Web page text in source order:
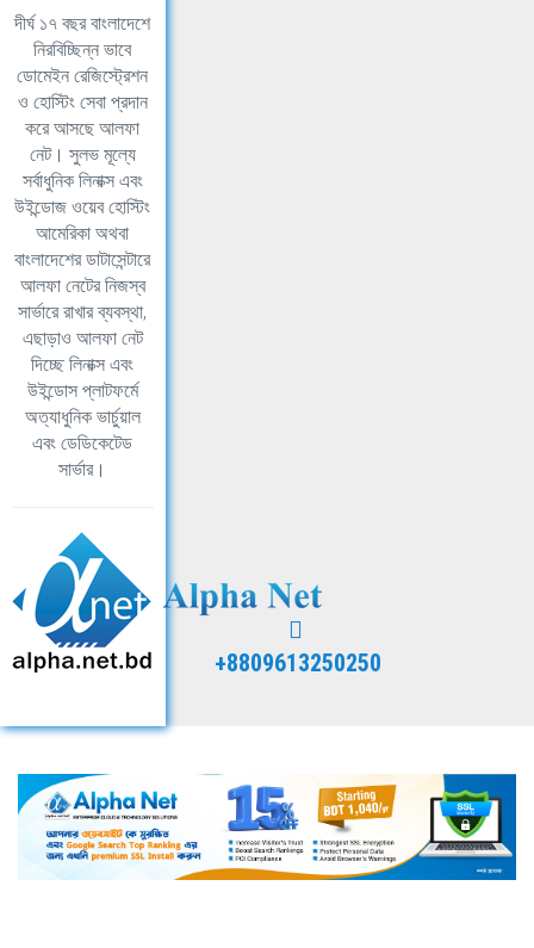
দীর্ঘ ১৭ বছর বাংলাদেশে
নিরবিচ্ছিন্ন ভাবে
ডোমেইন রেজিস্ট্রেশন
ও হোস্টিং সেবা প্রদান
করে আসছে আলফা
নেট। সুলভ মূল্যে
সর্বাধুনিক লিনাক্স এবং
উইন্ডোজ ওয়েব হোস্টিং
আমেরিকা অথবা
বাংলাদেশের ডাটাসেন্টারে
আলফা নেটের নিজস্ব
সার্ভারে রাখার ব্যবস্থা,
এছাড়াও আলফা নেট
দিচ্ছে লিনাক্স এবং
উইন্ডোস প্লাটফর্মে
অত্যাধুনিক ভার্চুয়াল
এবং ডেডিকেটেড
সার্ভার।
+8809613250250